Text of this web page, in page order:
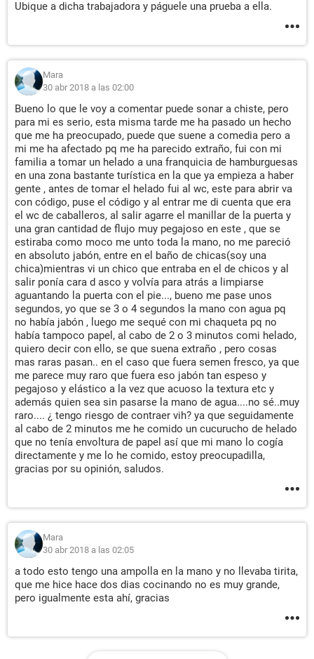
Ubique a dicha trabajadora y páguele una prueba a ella.
Mara
30 abr 2018 a las 02:00
Bueno lo que le voy a comentar puede sonar a chiste, pero
para mi es serio, esta misma tarde me ha pasado un hecho
que me ha preocupado, puede que suene a comedia pero a
mi me ha afectado pq me ha parecido extraño, fui con mi
familia a tomar un helado a una franquicia de hamburguesas
en una zona bastante turística en la que ya empieza a haber
gente , antes de tomar el helado fui al wc, este para abrir va
con código, puse el código y al entrar me di cuenta que era
el wc de caballeros, al salir agarre el manillar de la puerta y
una gran cantidad de flujo muy pegajoso en este , que se
estiraba como moco me unto toda la mano, no me pareció
en absoluto jabón, entre en el baño de chicas(soy una
chica)mientras vi un chico que entraba en el de chicos y al
salir ponía cara d asco y volvía para atrás a limpiarse
aguantando la puerta con el pie..., bueno me pase unos
segundos, yo que se 3 o 4 segundos la mano con agua pq
no había jabón , luego me sequé con mi chaqueta pq no
había tampoco papel, al cabo de 2 o 3 minutos comi helado,
quiero decir con ello, se que suena extraño , pero cosas
mas raras pasan.. en el caso que fuera semen fresco, ya que
me parece muy raro que fuera eso jabón tan espeso y
pegajoso y elástico a la vez que acuoso la textura etc y
además quien sea sin pasarse la mano de agua....no sé..muy
raro.... ¿ tengo riesgo de contraer vih? ya que seguidamente
al cabo de 2 minutos me he comido un cucurucho de helado
que no tenía envoltura de papel así que mi mano lo cogía
directamente y me lo he comido, estoy preocupadilla,
gracias por su opinión, saludos.
Mara
30 abr 2018 a las 02:05
a todo esto tengo una ampolla en la mano y no llevaba tirita,
que me hice hace dos dias cocinando no es muy grande,
pero igualmente esta ahí, gracias